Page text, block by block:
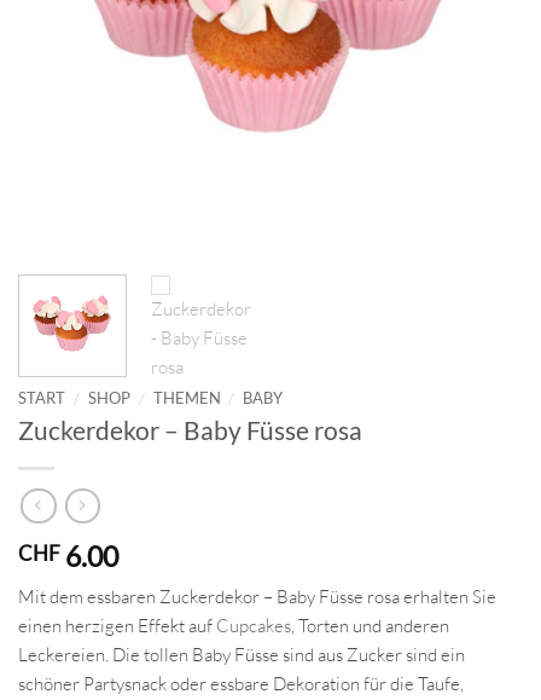
START / SHOP / THEMEN / BABY
Zuckerdekor – Baby Füsse rosa
CHF 6.00
Mit dem essbaren Zuckerdekor – Baby Füsse rosa erhalten Sie
einen herzigen Effekt auf Cupcakes, Torten und anderen
Leckereien. Die tollen Baby Füsse sind aus Zucker sind ein
schöner Partysnack oder essbare Dekoration für die Taufe,